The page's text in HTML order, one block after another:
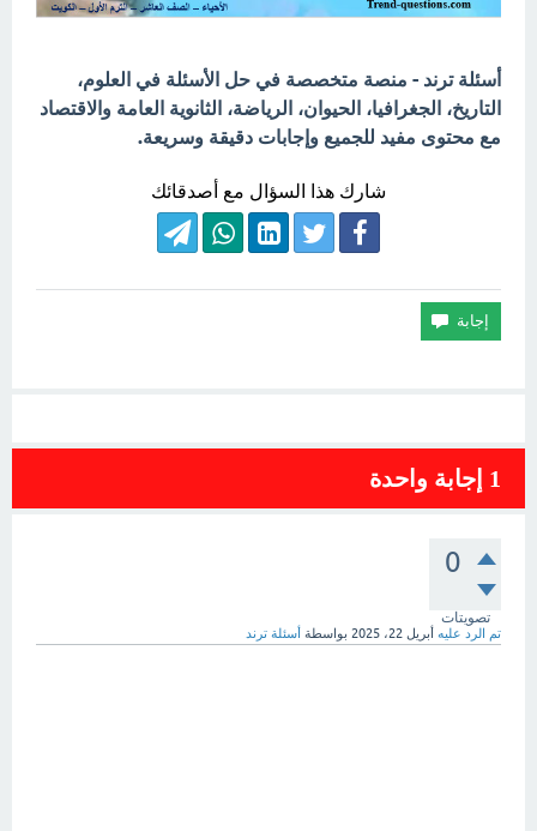
أسئلة ترند - منصة متخصصة في حل الأسئلة في العلوم،
التاريخ، الجغرافيا، الحيوان، الرياضة، الثانوية العامة والاقتصاد
مع محتوى مفيد للجميع وإجابات دقيقة وسريعة.
شارك هذا السؤال مع أصدقائك
1 إجابة واحدة
0
تصويتات
تم الرد عليه أبريل 22، 2025 بواسطة أسئلة ترند